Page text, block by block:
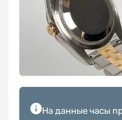
На данные часы